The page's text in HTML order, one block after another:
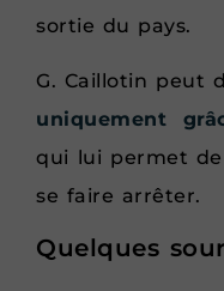
sortie du pays.
G. Caillotin peut
uniquement
qui lui permet de
se faire arrêter.
Quelques